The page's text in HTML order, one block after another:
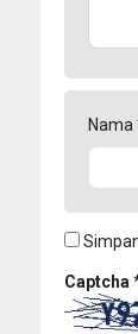
Nama
Captcha